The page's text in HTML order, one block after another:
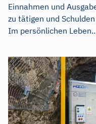
Einnahmen und
zu tätigen und
Im persönlichen